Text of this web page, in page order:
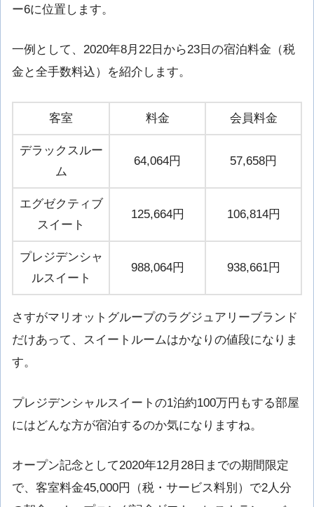
ー6に位置します。
一例として、2020年8月22日から23日の宿泊料金（税
金と全手数料込）を紹介します。
客室 料金 会員料金
デラックスルー
ム
64,064円 57,658円
エグゼクティブ
スイート
125,664円 106,814円
プレジデンシャ
ルスイート
988,064円 938,661円
さすがマリオットグループのラグジュアリーブランド
だけあって、スイートルームはかなりの値段になりま
す。
プレジデンシャルスイートの1泊約100万円もする部屋
にはどんな方が宿泊するのか気になりますね。
オープン記念として2020年12月28日までの期間限定
で、客室料金45,000円（税・サービス料別）で2人分